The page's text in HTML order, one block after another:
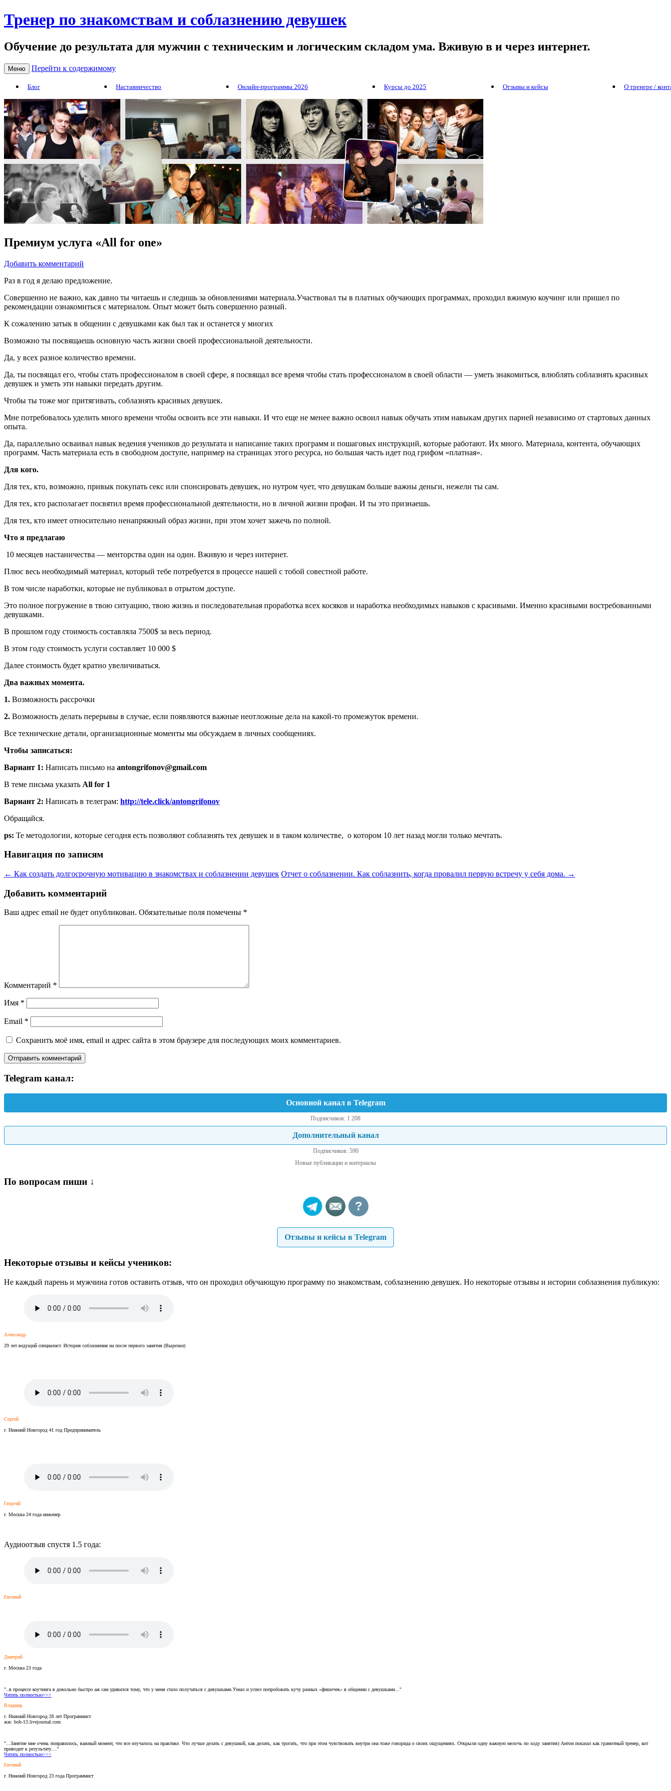
Тренер по знакомствам и соблазнению девушек
Обучение до результата для мужчин с техническим и логическим складом ума. Вживую в и через интернет.
Меню Перейти к содержимому
Блог Наставничество Онлайн-программы 2026 Курсы до 2025 Отзывы и кейсы О тренере /
Премиум услуга «All for one»
Добавить комментарий
Раз в год я делаю предложение.
Совершенно не важно, как давно ты читаешь и следишь за обновлениями материала.Участвовал ты в платных обучающих программах, проходил вжимую коучинг или пришел по
рекомендации ознакомиться с материалом. Опыт может быть совершенно разный.
К сожалению затык в общении с девушками как был так и останется у многих
Возможно ты посвящаешь основную часть жизни своей профессиональной деятельности.
Да, у всех разное количество времени.
Да, ты посвящал его, чтобы стать профессионалом в своей сфере, я посвящал все время чтобы стать профессионалом в своей области — уметь знакомиться, влюблять соблазнять красивых
девушек и уметь эти навыки передать другим.
Чтобы ты тоже мог притягивать, соблазнять красивых девушек.
Мне потребовалось уделить много времени чтобы освоить все эти навыки. И что еще не менее важно освоил навык обучать этим навыкам других парней независимо от стартовых данных
опыта.
Да, параллельно осваивал навык ведения учеников до результата и написание таких программ и пошаговых инструкций, которые работают. Их много. Материала, контента, обучающих
программ. Часть материала есть в свободном доступе, например на страницах этого ресурса, но большая часть идет под грифом «платная».
Для кого.
Для тех, кто, возможно, привык покупать секс или спонсировать девушек, но нутром чует, что девушкам больше важны деньги, нежели ты сам.
Для тех, кто располагает посвятил время профессиональной деятельности, но в личной жизни профан. И ты это признаешь.
Для тех, кто имеет относительно ненапряжный образ жизни, при этом хочет зажечь по полной.
Что я предлагаю
10 месяцев настаничества — менторства один на один. Вживую и через интернет.
Плюс весь необходимый материал, который тебе потребуется в процессе нашей с тобой совестной работе.
В том числе наработки, которые не публиковал в отрытом доступе.
Это полное погружение в твою ситуацию, твою жизнь и последовательная проработка всех косяков и наработка необходимых навыков с красивыми. Именно красивыми востребованными
девушками.
В прошлом году стоимость составляла 7500$ за весь период.
В этом году стоимость услуги составляет 10 000 $
Далее стоимость будет кратно увеличиваться.
Два важных момента.
1. Возможность рассрочки
2. Возможность делать перерывы в случае, если появляются важные неотложные дела на какой-то промежуток времени.
Все технические детали, организационные моменты мы обсуждаем в личных сообщениях.
Чтобы записаться:
Вариант 1: Написать письмо на antongrifonov@gmail.com
В теме письма указать All for 1
Вариант 2: Написать в телеграм: http://tele.click/antongrifonov
Обращайся.
ps: Те методологии, которые сегодня есть позволяют соблазнять тех девушек и в таком количестве, о котором 10 лет назад могли только мечтать.
Навигация по записям
← Как создать долгосрочную мотивацию в знакомствах и соблазнении девушек Отчет о соблазнении. Как соблазнить, когда провалил первую встречу у себя дома. →
Добавить комментарий
Ваш адрес email не будет опубликован. Обязательные поля помечены *
Комментарий *
Имя *
Email *
Сохранить моё имя, email и адрес сайта в этом браузере для последующих моих комментариев.
Telegram канал:
Основной канал в Telegram
Подписчиков: 1 208
Дополнительный канал
Подписчиков: 590
Новые публикации и материалы
По вопросам пиши ↓
?
Отзывы и кейсы в Telegram
Некоторые отзывы и кейсы учеников:
Не каждый парень и мужчина готов оставить отзыв, что он проходил обучающую программу по знакомствам, соблазнению девушек. Но некоторые отзывы и истории соблазнения публикую:
Александр
29 лет ведущий специалист. История соблазнения на после первого занятия (Вырезки)
Сергей
г. Нижний Новгород 41 год Предприниматель
Георгий
г. Москва 24 года инженер
Аудиоотзыв спустя 1.5 года:
Евгений
Дмитрий
г. Москва 23 года
"..в процессе коучинга я довольно быстро аж сам удивился тому, что у меня стало получаться с девушками.Узнал и успел попробовать кучу разных «фишечек» в общении с девушками..."
Читать полностью>>>
Владмир
г. Нижний Новгород 28 лет Программист
жж: bob-13.livejournal.com
"...Занятие мне очень понравилось, важный момент, что все изучалось на практике. Что лучше делать с девушкой, как делать, как трогать, что при этом чувствовать внутри она тоже говорида о своих ощущениях. Открыли одну важную мелочь по ходу занятия) Антон показал как грамотный тренер, кот
приводит к результату...."
Читать полностью>>>
Евгений
г. Нижний Новгород 23 года Программист